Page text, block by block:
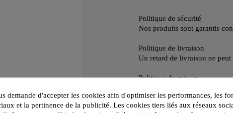
Politique de sécurité
Nos produits sont garantis
Politique de livraison
Un retard de livraison ne
Politique de retours
Tout retour de marchandise
demande d'accepter les cookies afin d'optimiser les performances, les
et la pertinence de la publicité. Les cookies tiers liés aux réseaux